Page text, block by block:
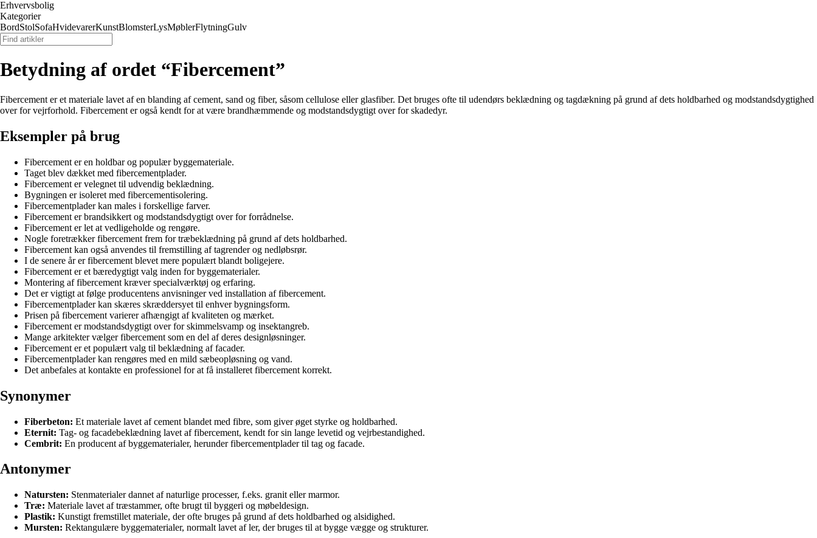
Erhvervsbolig
Kategorier
BordStolSofaHvidevarerKunstBlomsterLysMøblerFlytningGulv
Betydning af ordet “Fibercement”
Fibercement er et materiale lavet af en blanding af cement, sand og fiber, såsom cellulose eller glasfiber. Det bruges ofte til udendørs beklædning og tagdækning på grund af dets holdbarhed og modstandsdygtighed
over for vejrforhold. Fibercement er også kendt for at være brandhæmmende og modstandsdygtigt over for skadedyr.
Eksempler på brug
Fibercement er en holdbar og populær byggemateriale.
Taget blev dækket med fibercementplader.
Fibercement er velegnet til udvendig beklædning.
Bygningen er isoleret med fibercementisolering.
Fibercementplader kan males i forskellige farver.
Fibercement er brandsikkert og modstandsdygtigt over for forrådnelse.
Fibercement er let at vedligeholde og rengøre.
Nogle foretrækker fibercement frem for træbeklædning på grund af dets holdbarhed.
Fibercement kan også anvendes til fremstilling af tagrender og nedløbsrør.
I de senere år er fibercement blevet mere populært blandt boligejere.
Fibercement er et bæredygtigt valg inden for byggematerialer.
Montering af fibercement kræver specialværktøj og erfaring.
Det er vigtigt at følge producentens anvisninger ved installation af fibercement.
Fibercementplader kan skæres skræddersyet til enhver bygningsform.
Prisen på fibercement varierer afhængigt af kvaliteten og mærket.
Fibercement er modstandsdygtigt over for skimmelsvamp og insektangreb.
Mange arkitekter vælger fibercement som en del af deres designløsninger.
Fibercement er et populært valg til beklædning af facader.
Fibercementplader kan rengøres med en mild sæbeopløsning og vand.
Det anbefales at kontakte en professionel for at få installeret fibercement korrekt.
Synonymer
Fiberbeton: Et materiale lavet af cement blandet med fibre, som giver øget styrke og holdbarhed.
Eternit: Tag- og facadebeklædning lavet af fibercement, kendt for sin lange levetid og vejrbestandighed.
Cembrit: En producent af byggematerialer, herunder fibercementplader til tag og facade.
Antonymer
Natursten: Stenmaterialer dannet af naturlige processer, f.eks. granit eller marmor.
Træ: Materiale lavet af træstammer, ofte brugt til byggeri og møbeldesign.
Plastik: Kunstigt fremstillet materiale, der ofte bruges på grund af dets holdbarhed og alsidighed.
Mursten: Rektangulære byggematerialer, normalt lavet af ler, der bruges til at bygge vægge og strukturer.